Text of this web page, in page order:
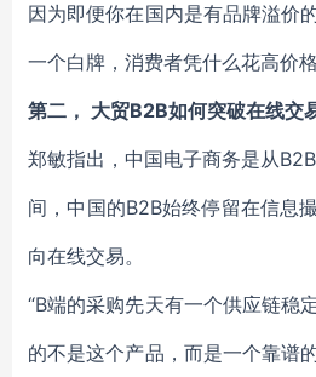
因为即便你在国内是有品牌溢价
一个白牌，消费者凭什么花高价
第二， 大贸B2B如何突破在线交
郑敏指出，中国电子商务是从
间，中国的B2B始终停留在信息
向在线交易。
“B端的采购先天有一个供应链稳
的不是这个产品，而是一个靠谱